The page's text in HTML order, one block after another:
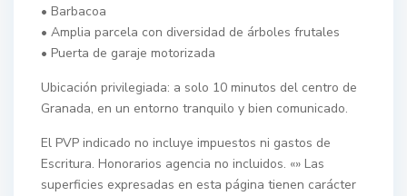
• Barbacoa
• Amplia parcela con diversidad de árboles frutales
• Puerta de garaje motorizada
Ubicación privilegiada: a solo 10 minutos del centro de
Granada, en un entorno tranquilo y bien comunicado.
El PVP indicado no incluye impuestos ni gastos de
Escritura. Honorarios agencia no incluidos. «» Las
superficies expresadas en esta página tienen carácter